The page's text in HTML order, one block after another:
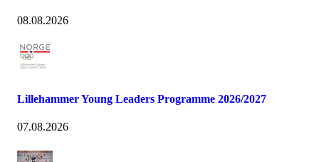
08.08.2026
Lillehammer Young Leaders Programme 2026/2027
07.08.2026